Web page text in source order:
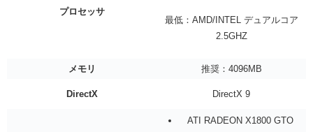
プロセッサ
最低：AMD/INTEL デュアルコア
2.5GHZ
メモリ 推奨：4096MB
DirectX DirectX 9
ATI RADEON X1800 GTO